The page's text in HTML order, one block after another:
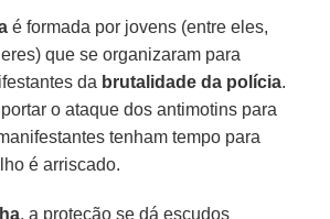
é formada por jovens (entre eles,
que se organizaram para
da brutalidade da polícia.
o ataque dos antimotins para
tenham tempo para
é arriscado.
, a proteção se dá escudos